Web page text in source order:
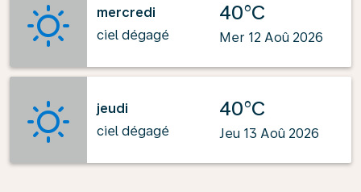
mercredi
ciel dégagé
40°C
Mer 12 Aoû 2026
jeudi
ciel dégagé
40°C
Jeu 13 Aoû 2026